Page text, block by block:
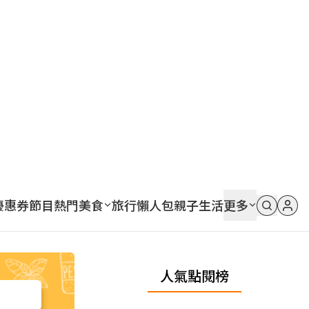
惠券節目熱門美食 旅行懶人包親子生活更多
人氣點閱榜